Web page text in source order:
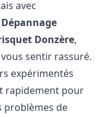
avec
Donzère,
sentir rassuré.
expérimentés
rapidement pour
problèmes de